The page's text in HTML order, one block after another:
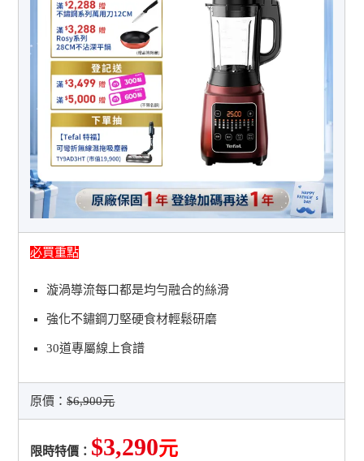
必買重點
漩渦導流每口都是均勻融合的絲滑
強化不鏽鋼刀堅硬食材輕鬆研磨
30道專屬線上食譜
原價：$6,900元
限時特價： $3,290元